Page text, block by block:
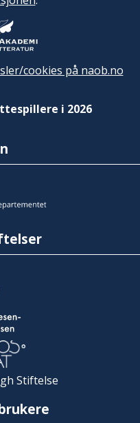
cookies på naob.no
i 2026
Stiftelse